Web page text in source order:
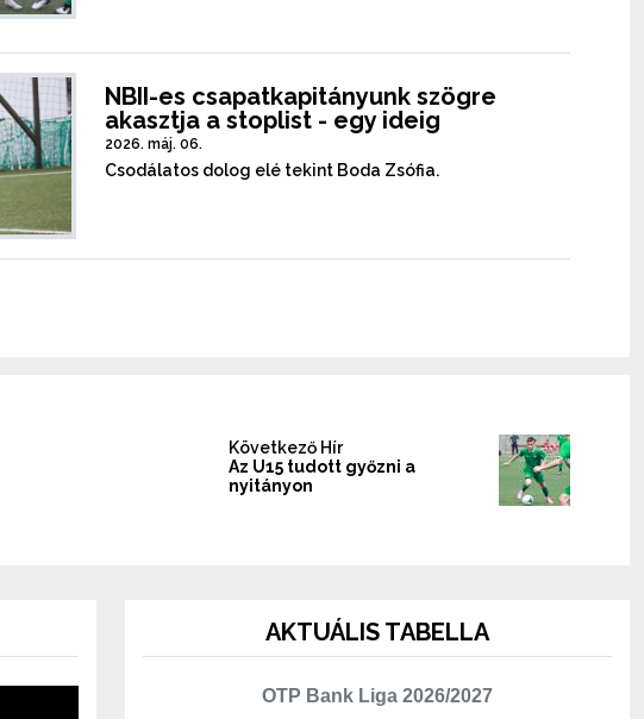
NBII-es csapatkapitányunk szögre
akasztja a stoplist - egy ideig
2026. máj. 06.
Csodálatos dolog elé tekint Boda Zsófia.
Következő Hír
Az U15 tudott győzni a
nyitányon
AKTUÁLIS TABELLA
OTP Bank Liga 2026/2027